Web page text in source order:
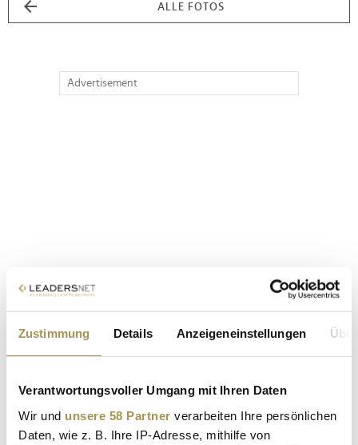
Zustimmung Details Anzeigeneinstellungen
Verantwortungsvoller Umgang mit Ihren Daten
Wir und unsere 58 Partner verarbeiten Ihre persönlichen
Daten, wie z. B. Ihre IP-Adresse, mithilfe von
ALLE FOTOS
Advertisement